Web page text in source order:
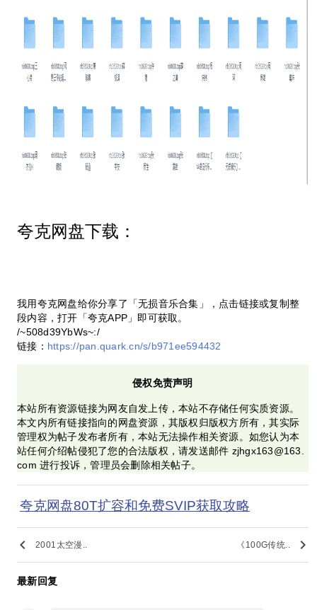
夸克网盘下载：
我用夸克网盘给你分享了「无损音乐合集」，点击链接或复制整
段内容，打开「夸克APP」即可获取。
/~508d39YbWs~:/
链接： https://pan.quark.cn/s/b971ee594432
侵权免责声明
本站所有资源链接为网友自发上传，本站不存储任何实质资源。
本文内所有链接指向的网盘资源，其版权归版权方所有，其实际
管理权为帖子发布者所有，本站无法操作相关资源。如您认为本
站任何介绍帖侵犯了您的合法版权，请发送邮件 zjhgx163@163.
com 进行投诉，管理员会删除相关帖子。
夸克网盘80T扩容和免费SVIP获取攻略
keyboard_arrow_left 2001太空漫.. 《100G传统.. keyboard_arrow_right
最新回复